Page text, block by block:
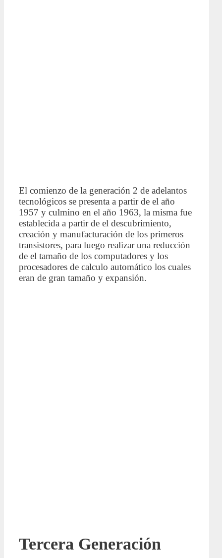
El comienzo de la generación 2 de adelantos
tecnológicos se presenta a partir de el año
1957 y culmino en el año 1963, la misma fue
establecida a partir de el descubrimiento,
creación y manufacturación de los primeros
transistores, para luego realizar una reducción
de el tamaño de los computadores y los
procesadores de calculo automático los cuales
eran de gran tamaño y expansión.
Tercera Generación